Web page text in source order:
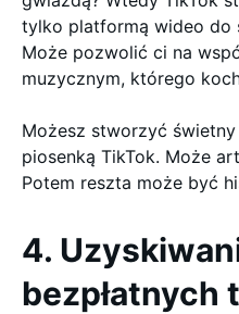
tylko platformą wideo do
Może pozwolić ci na
muzycznym, którego
Możesz stworzyć
piosenką TikTok. Może
Potem reszta może być
4.
bezpłatnych